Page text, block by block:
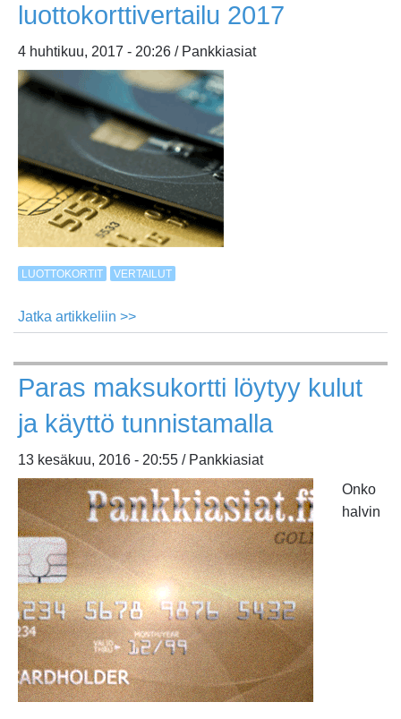
–
luksusluottokortit
luottokorttivertailu 2017
4 huhtikuu, 2017 - 20:26 / Pankkiasiat
LUOTTOKORTIT VERTAILUT
Jatka artikkeliin >>
luottokortti?
-
luottokorttivertailu
2017
Paras maksukortti löytyy kulut
ja käyttö tunnistamalla
13 kesäkuu, 2016 - 20:55 / Pankkiasiat
Onko
halvin